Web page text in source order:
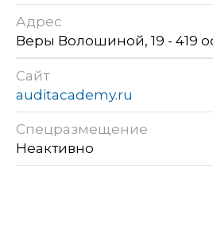
Адрес
Веры Волошиной, 19 - 419
Сайт
auditacademy.ru
Спецразмещение
Неактивно